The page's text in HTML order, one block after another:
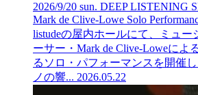
2026/9/20 sun. DEEP LISTENING
Mark de Clive-Lowe Solo
listudeの屋内ホールにて、ミュー
ーサー・Mark de Clive-Loweによ
るソロ・パフォーマンスを開催
ノの響... 2026.05.22